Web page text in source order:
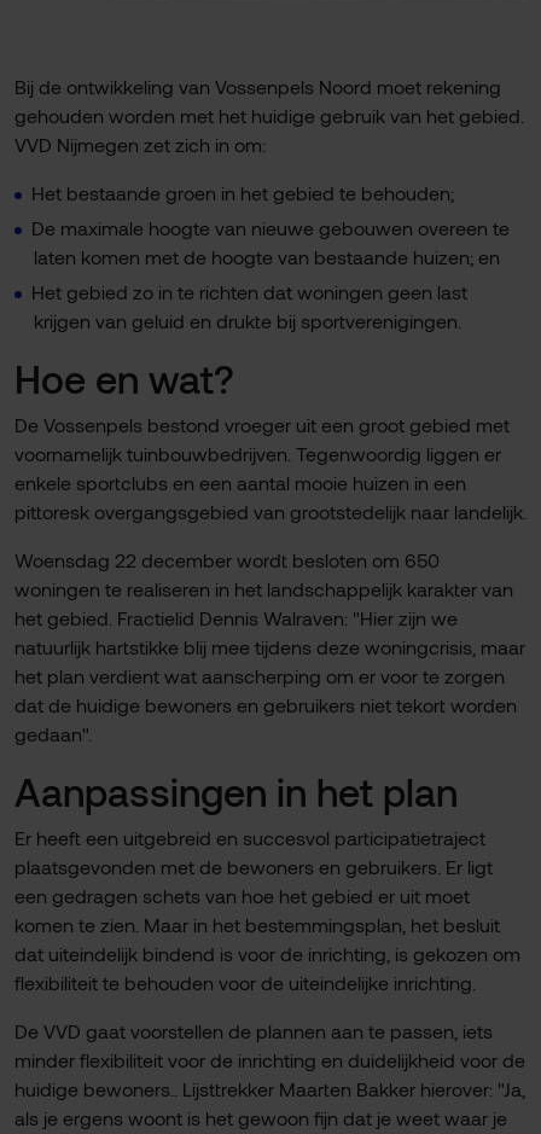
Bij de ontwikkeling van Vossenpels Noord moet rekening
gehouden worden met het huidige gebruik van het gebied.
VVD Nijmegen zet zich in om:
Het bestaande groen in het gebied te behouden;
De maximale hoogte van nieuwe gebouwen overeen te
laten komen met de hoogte van bestaande huizen; en
Het gebied zo in te richten dat woningen geen last
krijgen van geluid en drukte bij sportverenigingen.
Hoe en wat?
De Vossenpels bestond vroeger uit een groot gebied met
voornamelijk tuinbouwbedrijven. Tegenwoordig liggen er
enkele sportclubs en een aantal mooie huizen in een
pittoresk overgangsgebied van grootstedelijk naar landelijk.
Woensdag 22 december wordt besloten om 650
woningen te realiseren in het landschappelijk karakter van
het gebied. Fractielid Dennis Walraven: "Hier zijn we
natuurlijk hartstikke blij mee tijdens deze woningcrisis, maar
het plan verdient wat aanscherping om er voor te zorgen
dat de huidige bewoners en gebruikers niet tekort worden
gedaan".
Aanpassingen in het plan
Er heeft een uitgebreid en succesvol participatietraject
plaatsgevonden met de bewoners en gebruikers. Er ligt
een gedragen schets van hoe het gebied er uit moet
komen te zien. Maar in het bestemmingsplan, het besluit
dat uiteindelijk bindend is voor de inrichting, is gekozen om
flexibiliteit te behouden voor de uiteindelijke inrichting.
De VVD gaat voorstellen de plannen aan te passen, iets
minder flexibiliteit voor de inrichting en duidelijkheid voor de
huidige bewoners.. Lijsttrekker Maarten Bakker hierover: "Ja,
als je ergens woont is het gewoon fijn dat je weet waar je